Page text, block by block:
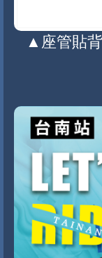
▲座管貼